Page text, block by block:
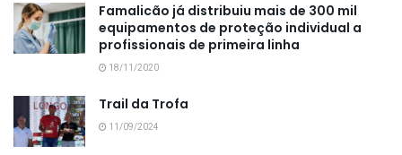
Famalicão já distribuiu mais de 300 mil
equipamentos de proteção individual a
profissionais de primeira linha
18/11/2020
Trail da Trofa
11/09/2024